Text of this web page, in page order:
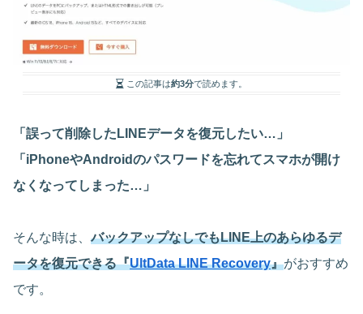
この記事は約3分で読めます。
「誤って削除したLINEデータを復元したい…」
「iPhoneやAndroidのパスワードを忘れてスマホが開け
なくなってしまった…」
そんな時は、バックアップなしでもLINE上のあらゆるデ
ータを復元できる『UltData LINE Recovery』がおすすめ
です。